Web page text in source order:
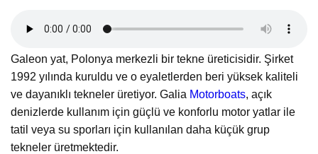
Galeon yat, Polonya merkezli bir tekne üreticisidir. Şirket
1992 yılında kuruldu ve o eyaletlerden beri yüksek kaliteli
ve dayanıklı tekneler üretiyor. Galia Motorboats, açık
denizlerde kullanım için güçlü ve konforlu motor yatlar ile
tatil veya su sporları için kullanılan daha küçük grup
tekneler üretmektedir.